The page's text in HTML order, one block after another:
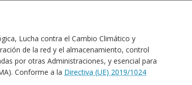
Lucha contra el Cambio Climático y
de la red y el almacenamiento, control
por otras Administraciones, y esencial para
Conforme a la Directiva (UE) 2019/1024